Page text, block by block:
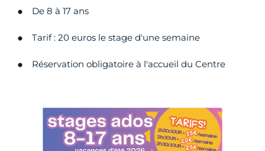
De 8 à 17 ans
Tarif : 20 euros le stage d'une semaine
Réservation obligatoire à l'accueil du Centre